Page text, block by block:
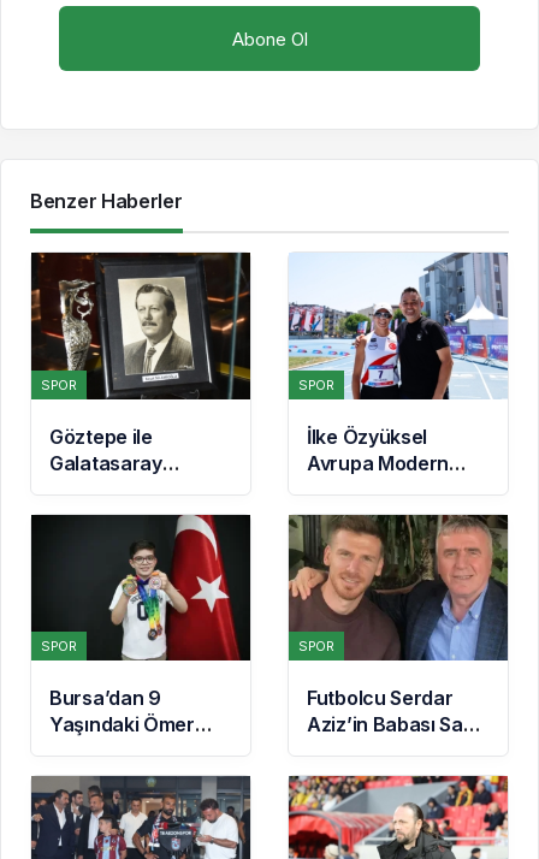
Benzer Haberler
SPOR
Göztepe ile
Galatasaray
Arasındaki 53 Yıllık
Yarım Kupa
SPOR
İlke Özyüksel
Avrupa Modern
Pentatlon
Şampiyonası’nda
Finale Yükseldi
SPOR
Bursa’dan 9
Yaşındaki Ömer
Asaf’tan
Singapur’da Çifte
Bronz Madalya
SPOR
Futbolcu Serdar
Aziz’in Babası Sadri
Aziz Hayatını
Kaybetti